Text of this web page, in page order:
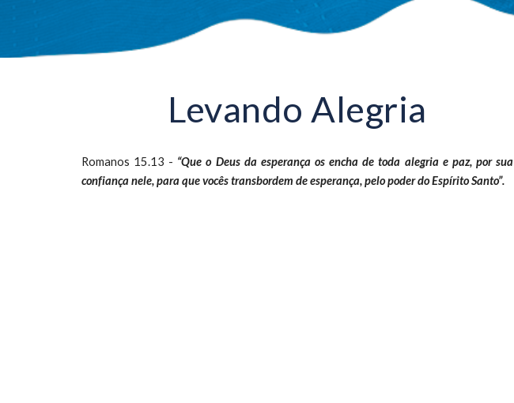
Levando Alegria
Romanos 15.13 - “Que o Deus da esperança os encha de toda alegria e paz, por sua
confiança nele, para que vocês transbordem de esperança, pelo poder do Espírito Santo”.